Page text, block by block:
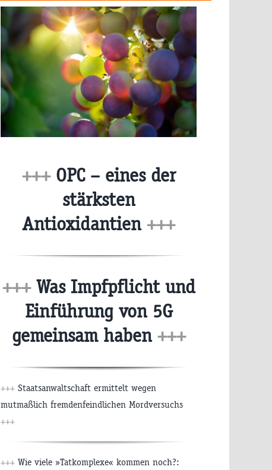
+++OPC – eines der
stärksten
Antioxidantien +++
+++Was Impfpflicht und
Einführung von 5G
gemeinsam haben +++
+++ Staatsanwaltschaft ermittelt wegen
mutmaßlich fremdenfeindlichen Mordversuchs
+++
+++ Wie viele »Tatkomplexe« kommen noch?: